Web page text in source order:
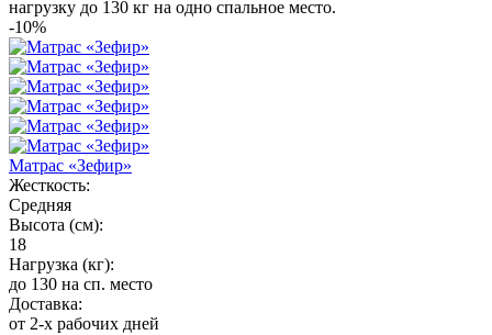
нагрузку до 130 кг на одно спальное место.
-10%
Матрас «Зефир»
Жесткость:
Средняя
Высота (см):
18
Нагрузка (кг):
до 130 на сп. место
Доставка:
от 2-х рабочих дней